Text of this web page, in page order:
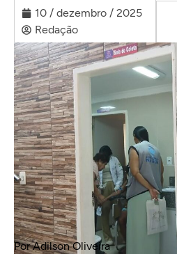
10 / dezembro / 2025
Redação
Por Adilson Oliveira